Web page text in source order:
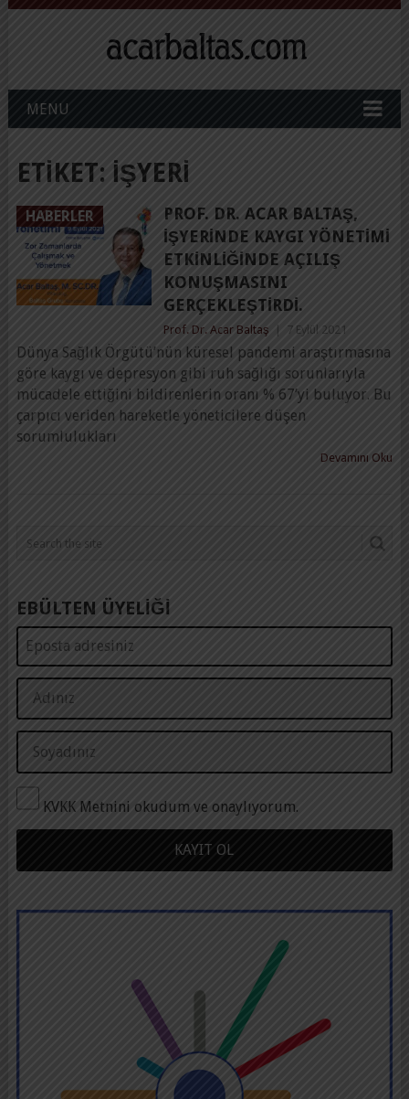
MENU
ETIKET: İŞYERI
HABERLER
PROF. DR. ACAR BALTAŞ,
İŞYERINDE KAYGI YÖNETIMI
ETKINLIĞINDE AÇILIŞ
KONUŞMASINI
GERÇEKLEŞTIRDI.
Prof. Dr. Acar Baltaş 7 Eylül 2021
Dünya Sağlık Örgütü’nün küresel pandemi araştırmasına
göre kaygı ve depresyon gibi ruh sağlığı sorunlarıyla
mücadele ettiğini bildirenlerin oranı % 67’yi buluyor. Bu
çarpıcı veriden hareketle yöneticilere düşen
sorumlulukları
Devamını Oku
EBÜLTEN ÜYELİĞİ
KVKK Metnini okudum ve onaylıyorum.